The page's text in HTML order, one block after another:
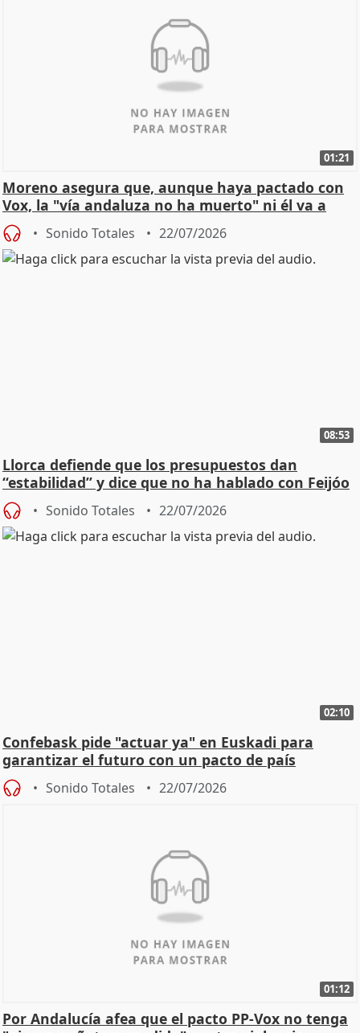
01:21
Moreno asegura que, aunque haya pactado con
Vox, la "vía andaluza no ha muerto" ni él va a
"cambiar"
Sonido Totales 22/07/2026
08:53
Llorca defiende que los presupuestos dan
“estabilidad” y dice que no ha hablado con Feijóo
Sonido Totales 22/07/2026
02:10
Confebask pide "actuar ya" en Euskadi para
garantizar el futuro con un pacto de país
Sonido Totales 22/07/2026
01:12
Por Andalucía afea que el pacto PP-Vox no tenga